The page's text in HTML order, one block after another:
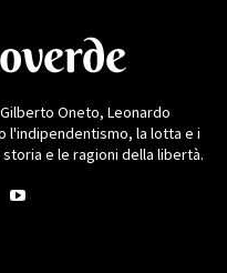
Oneto, Leonardo
l'indipendentismo, la lotta e i
e le ragioni della libertà.